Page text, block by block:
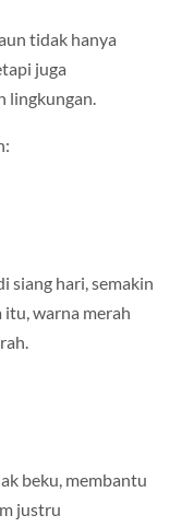
tidak hanya
juga
lingkungan.
siang hari, semakin
warna merah
beku, membantu
justru